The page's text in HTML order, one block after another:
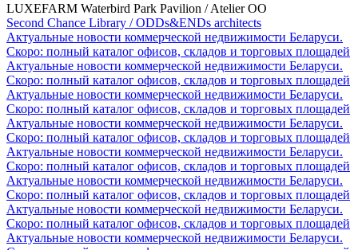
LUXEFARM Waterbird Park Pavilion / Atelier OO
Second Chance Library / ODDs&ENDs architects
Актуальные новости коммерческой недвижимости Беларуси.
Скоро: полный каталог офисов, складов и торговых площадей
Актуальные новости коммерческой недвижимости Беларуси.
Скоро: полный каталог офисов, складов и торговых площадей
Актуальные новости коммерческой недвижимости Беларуси.
Скоро: полный каталог офисов, складов и торговых площадей
Актуальные новости коммерческой недвижимости Беларуси.
Скоро: полный каталог офисов, складов и торговых площадей
Актуальные новости коммерческой недвижимости Беларуси.
Скоро: полный каталог офисов, складов и торговых площадей
Актуальные новости коммерческой недвижимости Беларуси.
Скоро: полный каталог офисов, складов и торговых площадей
Актуальные новости коммерческой недвижимости Беларуси.
Скоро: полный каталог офисов, складов и торговых площадей
Актуальные новости коммерческой недвижимости Беларуси.